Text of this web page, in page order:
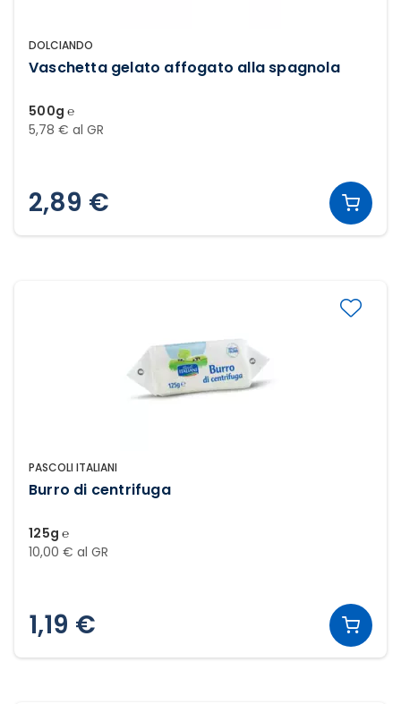
DOLCIANDO
Vaschetta gelato affogato alla spagnola
500g ℮
5,78 € al GR
2,89 €
PASCOLI ITALIANI
Burro di centrifuga
125g ℮
10,00 € al GR
1,19 €